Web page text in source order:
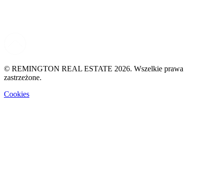
© REMINGTON REAL ESTATE 2026. Wszelkie prawa
zastrzeżone.
Cookies